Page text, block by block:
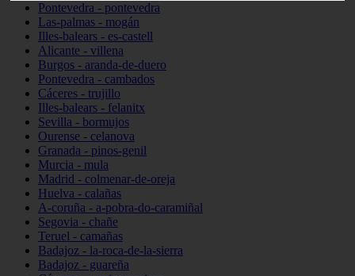
Pontevedra - pontevedra
Las-palmas - mogán
Illes-balears - es-castell
Alicante - villena
Burgos - aranda-de-duero
Pontevedra - cambados
Cáceres - trujillo
Illes-balears - felanitx
Sevilla - bormujos
Ourense - celanova
Granada - pinos-genil
Murcia - mula
Madrid - colmenar-de-oreja
Huelva - calañas
A-coruña - a-pobra-do-caramiñal
Segovia - chañe
Teruel - camañas
Badajoz - la-roca-de-la-sierra
Badajoz - guareña